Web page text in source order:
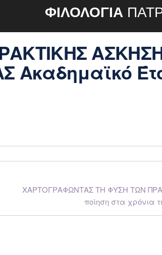
ΦΙΛΟΛΟΓΙΑ
Ακαδημαϊκό
ΧΑΡΤΟΓΡΑΦΩΝΤΑΣ ΤΗ ΦΥΣΗ ΤΩΝ
ποίηση στα χρόνια